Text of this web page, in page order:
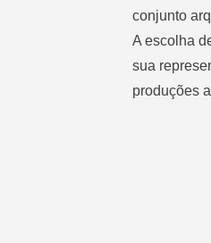
conjunto
A escolha
sua
produções